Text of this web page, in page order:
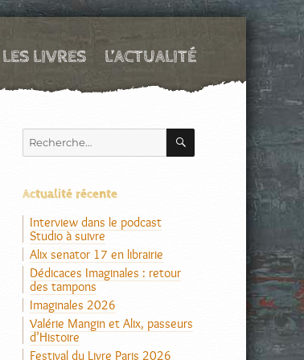
LES LIVRES L’ACTUALITÉ
Recherche
pour :
RECHERCHE
Actualité récente
Interview dans le podcast
Studio à suivre
Alix senator 17 en librairie
Dédicaces Imaginales : retour
des tampons
Imaginales 2026
Valérie Mangin et Alix, passeurs
d’Histoire
Festival du Livre Paris 2026